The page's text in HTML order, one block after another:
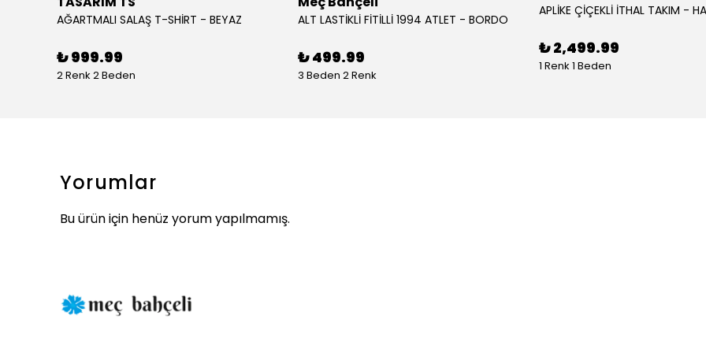
AĞARTMALI SALAŞ T-SHİRT - BEYAZ
₺ 999.99
2 Renk 2 Beden
ALT LASTİKLİ FİTİLLİ 1994 ATLET - BORDO
₺ 499.99
3 Beden 2 Renk
APLİKE ÇİÇEKLİ İTHAL TAKIM -
₺ 2,499.99
1 Renk 1 Beden
Yorumlar
Bu ürün için henüz yorum yapılmamış.